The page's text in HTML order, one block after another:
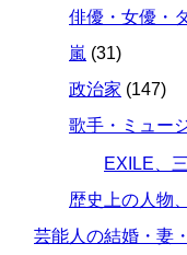
俳優・女優・
嵐 (31)
政治家 (147)
歌手・ミュー
EXILE、
歴史上の人物
芸能人の結婚・妻